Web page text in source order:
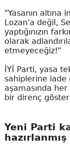
"Yasanın
Lozan'a değil,
yaptığınızın
olarak
etmeyeceğiz!"
İYİ Parti, yasa
sahiplerine iade
aşamasında
bir direnç
Yeni Parti